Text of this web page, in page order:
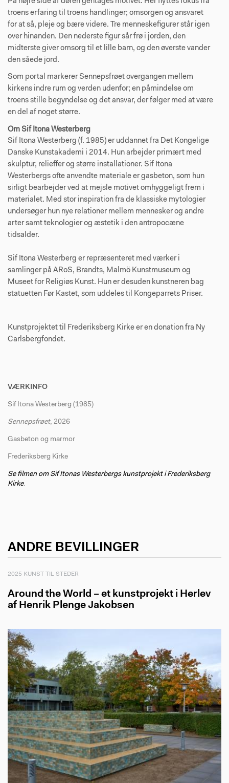
troens erfaring til troens handlinger; omsorgen og ansvaret
for at så, pleje og bære videre. Tre menneskefigurer står igen
over hinanden. Den nederste figur sår frø i jorden, den
midterste giver omsorg til et lille barn, og den øverste vander
den såede jord.
Som portal markerer Sennepsfrøet overgangen mellem
kirkens indre rum og verden udenfor; en påmindelse om
troens stille begyndelse og det ansvar, der følger med at være
en del af noget større.
Om Sif Itona Westerberg
Sif Itona Westerberg (f. 1985) er uddannet fra Det Kongelige
Danske Kunstakademi i 2014. Hun arbejder primært med
skulptur, relieffer og større installationer. Sif Itona
Westerbergs ofte anvendte materiale er gasbeton, som hun
sirligt bearbejder ved at mejsle motivet omhyggeligt frem i
materialet. Med stor inspiration fra de klassiske mytologier
undersøger hun nye relationer mellem mennesker og andre
arter samt teknologier og æstetik i den antropocæne
tidsalder.
Sif Itona Westerberg er repræsenteret med værker i
samlinger på ARoS, Brandts, Malmö Kunstmuseum og
Museet for Religiøs Kunst. Hun er desuden kunstneren bag
statuetten Før Kastet, som uddeles til Kongeparrets Priser.
Kunstprojektet til Frederiksberg Kirke er en donation fra Ny
Carlsbergfondet.
VÆRKINFO
Sif Itona Westerberg (1985)
Sennepsfrøet, 2026
Gasbeton og marmor
Frederiksberg Kirke
Se filmen om Sif Itonas Westerbergs kunstprojekt i Frederiksberg
Kirke.
ANDRE BEVILLINGER
2025 KUNST TIL STEDER
Around the World – et kunstprojekt i Herlev
af Henrik Plenge Jakobsen